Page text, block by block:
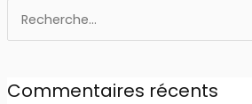
Rechercher :
Commentaires récents